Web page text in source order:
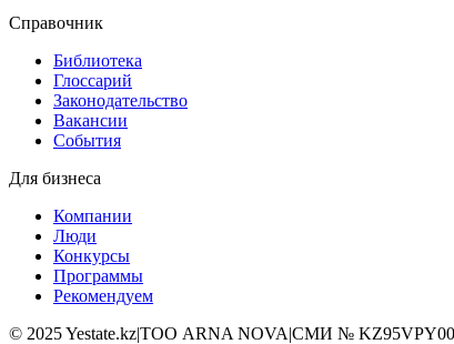
Справочник
Библиотека
Глоссарий
Законодательство
Вакансии
События
Для бизнеса
Компании
Люди
Конкурсы
Программы
Рекомендуем
© 2025Yestate.kz|ТОО ARNA NOVA|СМИ №